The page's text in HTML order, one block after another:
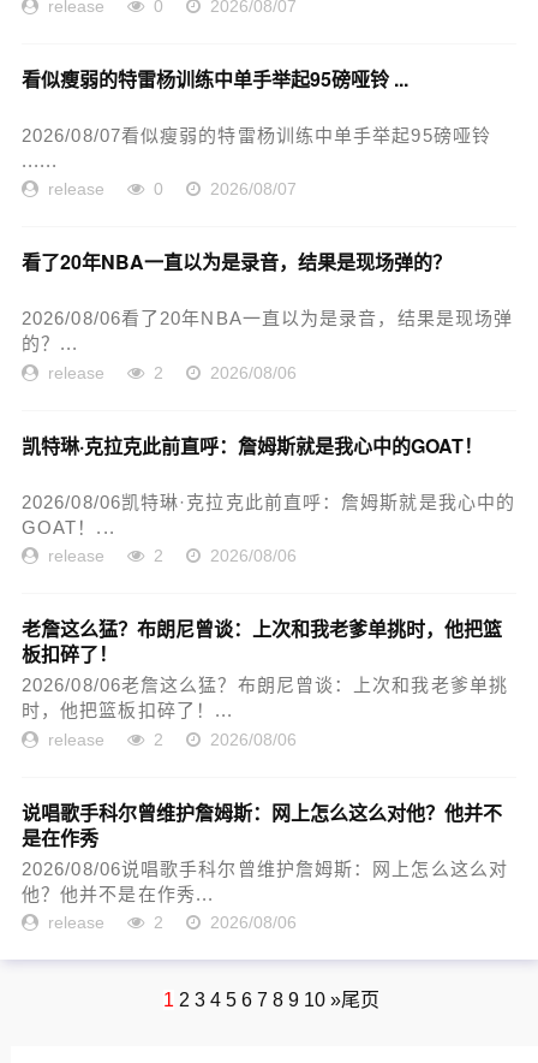
release 0 2026/08/07
看似瘦弱的特雷杨训练中单手举起95磅哑铃 ...
2026/08/07看似瘦弱的特雷杨训练中单手举起95磅哑铃
......
release 0 2026/08/07
看了20年NBA一直以为是录音，结果是现场弹的？
2026/08/06看了20年NBA一直以为是录音，结果是现场弹
的？...
release 2 2026/08/06
凯特琳·克拉克此前直呼：詹姆斯就是我心中的GOAT！
2026/08/06凯特琳·克拉克此前直呼：詹姆斯就是我心中的
GOAT！...
release 2 2026/08/06
老詹这么猛？布朗尼曾谈：上次和我老爹单挑时，他把篮
板扣碎了！
2026/08/06老詹这么猛？布朗尼曾谈：上次和我老爹单挑
时，他把篮板扣碎了！...
release 2 2026/08/06
说唱歌手科尔曾维护詹姆斯：网上怎么这么对他？他并不
是在作秀
2026/08/06说唱歌手科尔曾维护詹姆斯：网上怎么这么对
他？他并不是在作秀...
release 2 2026/08/06
1 2 3 4 5 6 7 8 9 10 »尾页